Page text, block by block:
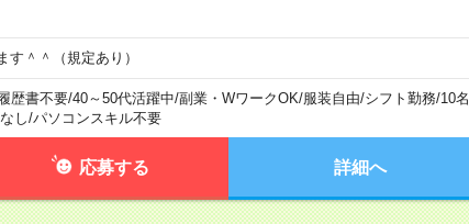
＾＾（規定あり）
歴書不要/40～50代活躍中/副業・WワークOK/服装自由/シフト勤務/10名
し/パソコンスキル不要
応募する 詳細へ